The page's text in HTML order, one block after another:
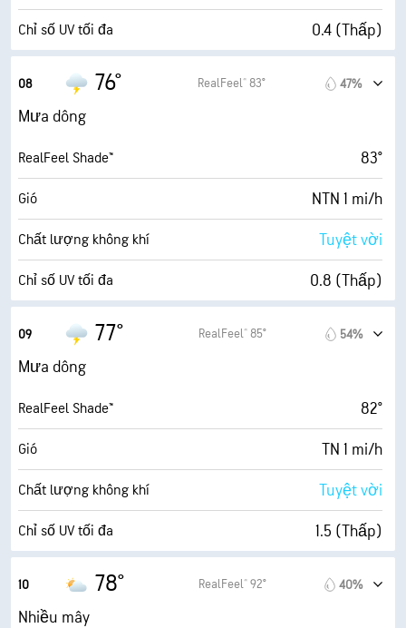
Tầm nhìn 0.00 dặm
Chỉ số UV tối đa 0.4 (Thấp)
Độ ẩm
Điểm sương 72° F
AccuLumen Brightness Index™ 1 (Tối)
Mật độ mây 96%
Tầm nhìn 0.00 dặm
08 76° RealFeel® 83° 47%
Mưa dông
RealFeel Shade™ 83°
Gió NTN 1 mi/h
Chất lượng không khí Tuyệt vời
Chỉ số UV tối đa 0.8 (Thấp)
Độ ẩm
Điểm sương 72° F
AccuLumen Brightness Index™ 2 (Tối)
Mật độ mây 91%
Mưa 0.01 inch
Trần mây
09 77° RealFeel® 85° 54%
Mưa dông
RealFeel Shade™ 82°
Gió TN 1 mi/h
Chất lượng không khí Tuyệt vời
Chỉ số UV tối đa 1.5 (Thấp)
Độ ẩm
10 78° RealFeel® 92° 40%
Nhiều mây